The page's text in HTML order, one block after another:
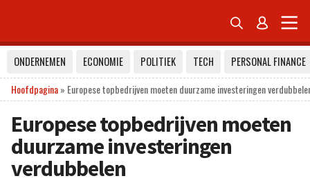
 
ONDERNEMEN ECONOMIE POLITIEK TECH
PERSONAL FINANCE
Hoofdpagina» Europese topbedrijven moeten duurzame investeringen
Europese topbedrijven moeten
duurzame investeringen
verdubbelen